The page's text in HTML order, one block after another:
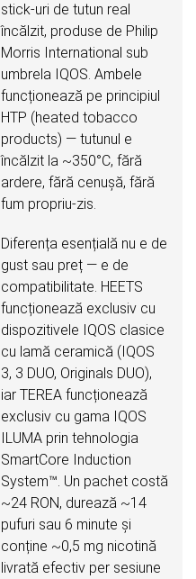
stick-uri de tutun real
încălzit, produse de Philip
Morris International sub
umbrela IQOS. Ambele
funcționează pe principiul
HTP (heated tobacco
products) — tutunul e
încălzit la ~350°C, fără
ardere, fără cenușă, fără
fum propriu-zis.
Diferența esențială nu e de
gust sau preț — e de
compatibilitate. HEETS
funcționează exclusiv cu
dispozitivele IQOS clasice
cu lamă ceramică (IQOS
3, 3 DUO, Originals DUO),
iar TEREA funcționează
exclusiv cu gama IQOS
ILUMA prin tehnologia
SmartCore Induction
System™. Un pachet costă
~24 RON, durează ~14
pufuri sau 6 minute și
conține ~0,5 mg nicotină
livrată efectiv per sesiune